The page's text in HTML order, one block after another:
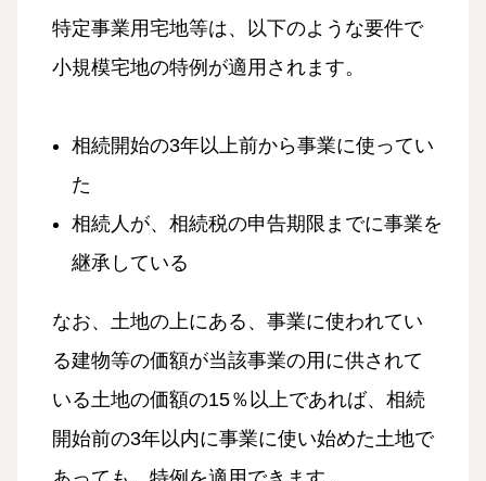
特定事業用宅地等は、以下のような要件で
小規模宅地の特例が適用されます。
相続開始の3年以上前から事業に使ってい
た
相続人が、相続税の申告期限までに事業を
継承している
なお、土地の上にある、事業に使われてい
る建物等の価額が当該事業の用に供されて
いる土地の価額の15％以上であれば、相続
開始前の3年以内に事業に使い始めた土地で